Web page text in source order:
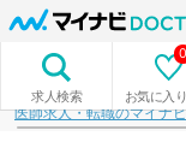
求人検索 お気に入
0
医師求人・転職のマイナ